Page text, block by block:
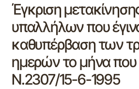
Έγκριση
υπαλλήλων που
καθυπέρβαση των
ημερών το μήνα που
Ν.2307/15-6-1995